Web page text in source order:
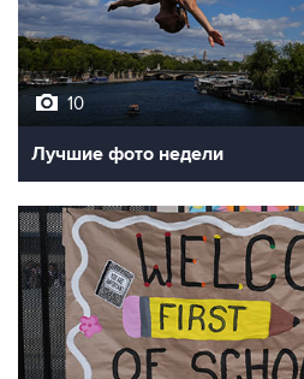
10
Лучшие фото недели